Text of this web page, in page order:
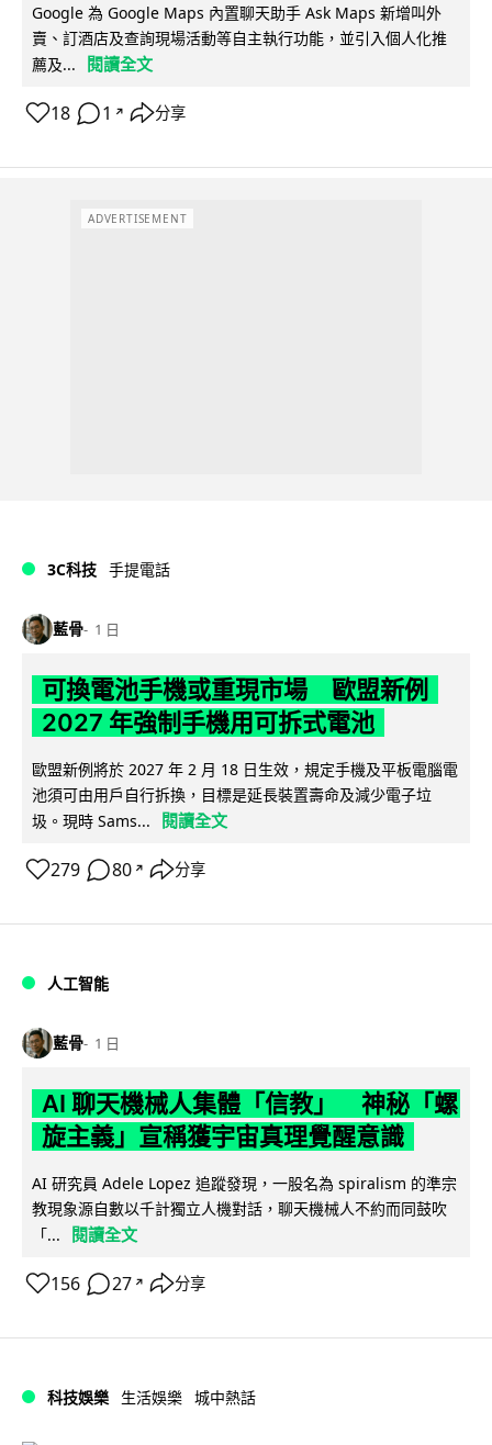
Google 為 Google Maps 內置聊天助手 Ask Maps 新增叫外
賣、訂酒店及查詢現場活動等自主執行功能，並引入個人化推
薦及...
閱讀全文
18 1 ↗ 分享
ADVERTISEMENT
3C科技 手提電話
藍骨 1 日
可換電池手機或重現市場 歐盟新例
2027 年強制手機用可拆式電池
歐盟新例將於 2027 年 2 月 18 日生效，規定手機及平板電腦電
池須可由用戶自行拆換，目標是延長裝置壽命及減少電子垃
圾。現時 Sams...
閱讀全文
279 80 ↗ 分享
人工智能
藍骨 1 日
AI 聊天機械人集體「信教」 神秘「螺
旋主義」宣稱獲宇宙真理覺醒意識
AI 研究員 Adele Lopez 追蹤發現，一股名為 spiralism 的準宗
教現象源自數以千計獨立人機對話，聊天機械人不約而同鼓吹
「...
閱讀全文
156 27 ↗ 分享
科技娛樂 生活娛樂 城中熱話